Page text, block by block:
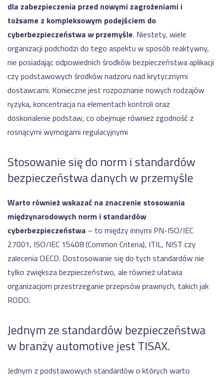
dla zabezpieczenia przed nowymi zagrożeniami i
tożsame z kompleksowym podejściem do
cyberbezpieczeństwa w przemyśle. Niestety, wiele
organizacji podchodzi do tego aspektu w sposób reaktywny,
nie posiadając odpowiednich środków bezpieczeństwa aplikacji
czy podstawowych środków nadzoru nad krytycznymi
dostawcami. Konieczne jest rozpoznanie nowych rodzajów
ryzyka, koncentracja na elementach kontroli oraz
doskonalenie podstaw, co obejmuje również zgodność z
rosnącymi wymogami regulacyjnymi
Stosowanie się do norm i standardów
bezpieczeństwa danych w przemyśle
Warto również wskazać na znaczenie stosowania
międzynarodowych norm i standardów
cyberbezpieczeństwa – to między innymi PN-ISO/IEC
27001, ISO/IEC 15408 (Common Criteria), ITIL, NIST czy
zalecenia OECD. Dostosowanie się do tych standardów nie
tylko zwiększa bezpieczeństwo, ale również ułatwia
organizacjom przestrzeganie przepisów prawnych, takich jak
RODO.
Jednym ze standardów bezpieczeństwa
w branży automotive jest TISAX.
Jednym z podstawowych standardów o których warto